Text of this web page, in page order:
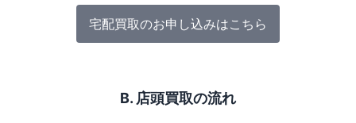
宅配買取のお申し込みはこちら
B. 店頭買取の流れ